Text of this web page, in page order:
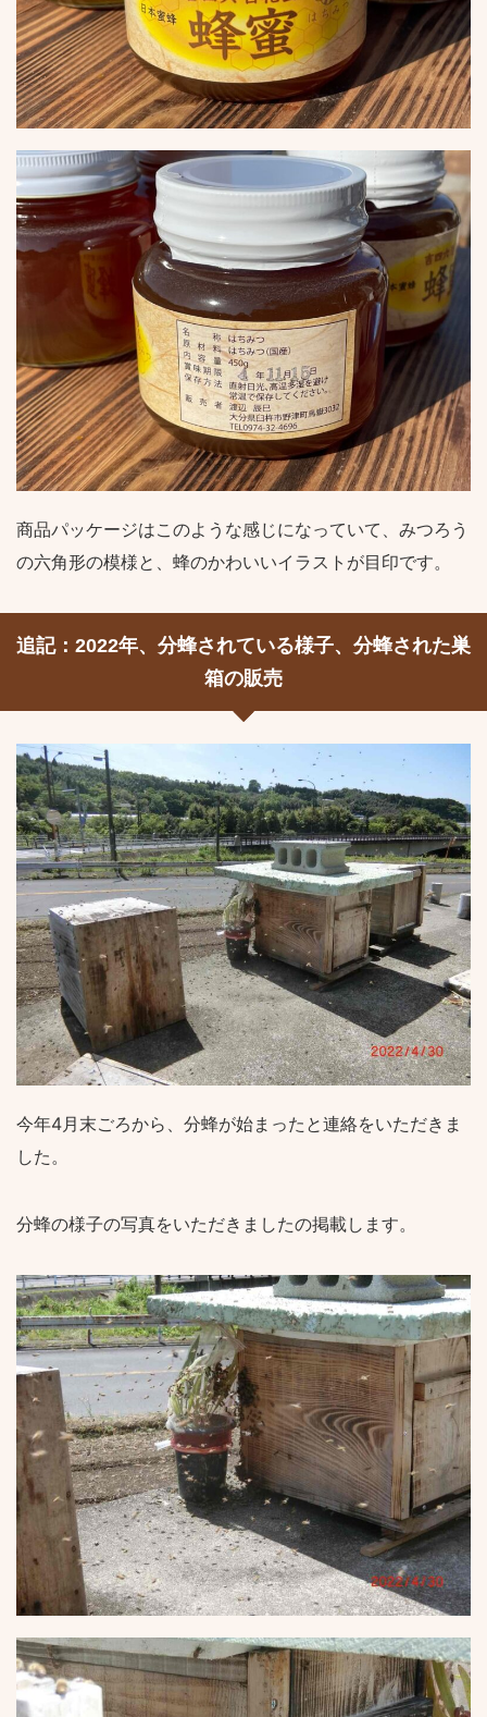
商品パッケージはこのような感じになっていて、みつろう
の六角形の模様と、蜂のかわいいイラストが目印です。
追記：2022年、分蜂されている様子、分蜂された巣
箱の販売
今年4月末ごろから、分蜂が始まったと連絡をいただきま
した。
分蜂の様子の写真をいただきましたの掲載します。